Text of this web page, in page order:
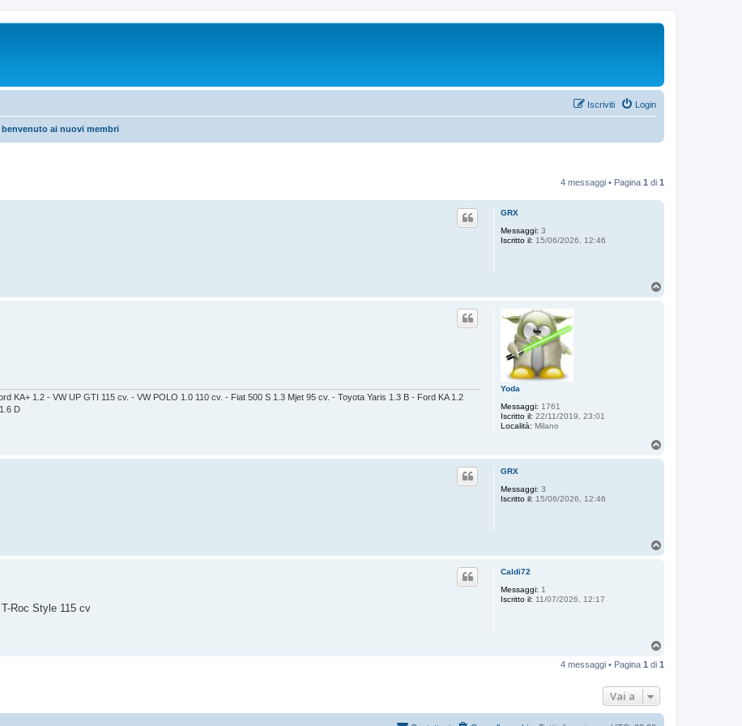
Login
Iscriviti
benvenuto ai nuovi membri
4 messaggi • Pagina 1 di 1
GRX
Messaggi: 3
Iscritto il: 15/06/2026, 12:46
Yoda
Messaggi: 1761
Iscritto il: 22/11/2019, 23:01
Località: Milano
KA+ 1.2 - VW UP GTI 115 cv. - VW POLO 1.0 110 cv. - Fiat 500 S 1.3 Mjet 95 cv. - Toyota Yaris 1.3 B - Ford KA 1.2
D
GRX
Messaggi: 3
Iscritto il: 15/06/2026, 12:46
Caldi72
Messaggi: 1
Iscritto il: 11/07/2026, 12:17
Roc Style 115 cv
p
4 messaggi • Pagina 1 di 1
Vai a